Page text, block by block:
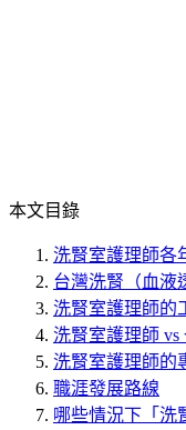
本文目錄
洗腎室護理師各
台灣洗腎（血液
洗腎室護理師的
洗腎室護理師
洗腎室護理師的
職涯發展路線
哪些情況下「洗